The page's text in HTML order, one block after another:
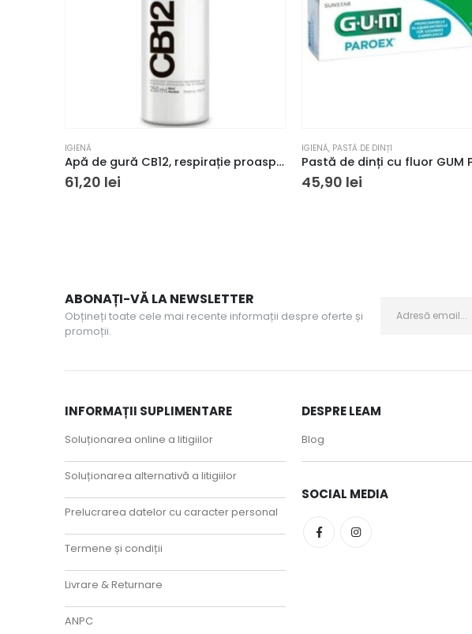
IGIENĂ
Apă de gură CB12, respirație proaspătă pentru 12 ore, 250 ml
61,20 lei
IGIENĂ, PASTĂ DE DINȚI
45,90 lei
ABONAȚI-VĂ LA NEWSLETTER
Obțineți toate cele mai recente informații despre oferte și
promoții.
INFORMAȚII SUPLIMENTARE
Soluționarea online a litigiilor
Soluționarea alternativă a litigiilor
Prelucrarea datelor cu caracter personal
Termene și condiții
Livrare & Returnare
ANPC
DESPRE LEAM
Blog
SOCIAL MEDIA